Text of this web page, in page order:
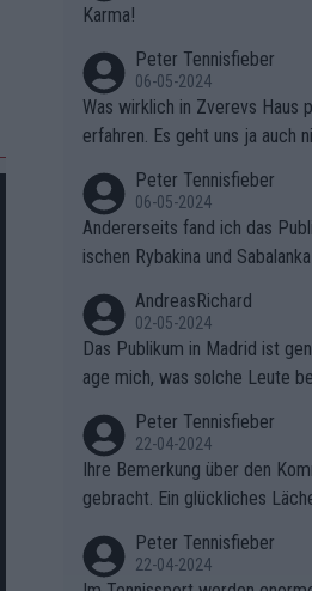
Karma!
Peter Tennisfieber
06-05-2024
Was wirklich in Zverevs Haus
erfahren. Es geht uns ja auch
Peter Tennisfieber
06-05-2024
Andererseits fand ich das
ischen Rybakina und
AndreasRichard
02-05-2024
Das Publikum in Madrid ist
age mich, was solche Leute
ben.
Peter Tennisfieber
22-04-2024
Ihre Bemerkung über den
gebracht. Ein glückliches
Peter Tennisfieber
22-04-2024